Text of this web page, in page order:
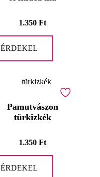
1.350 Ft
ÉRDEKEL
Pamutvászon
türkizkék
1.350 Ft
ÉRDEKEL